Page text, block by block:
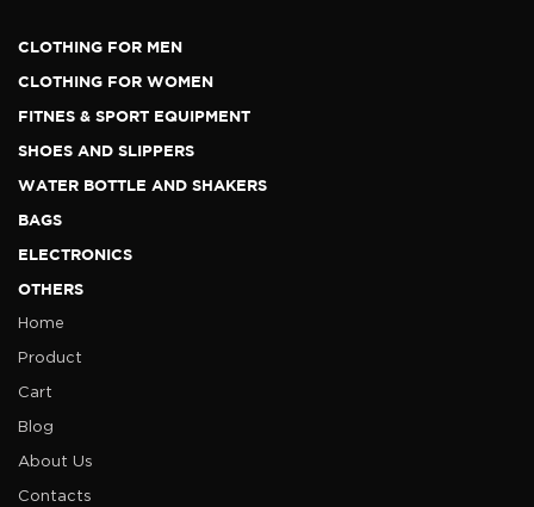
CLOTHING FOR MEN
CLOTHING FOR WOMEN
FITNES & SPORT EQUIPMENT
SHOES AND SLIPPERS
WATER BOTTLE AND SHAKERS
BAGS
ELECTRONICS
OTHERS
Home
Product
Cart
Blog
About Us
Contacts